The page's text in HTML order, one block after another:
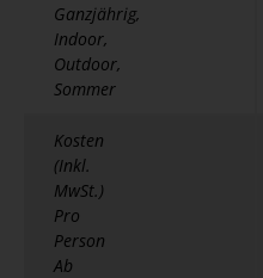
Ganzjährig,
Indoor,
Outdoor,
Sommer
Kosten
(Inkl.
MwSt.)
Pro
Person
Ab